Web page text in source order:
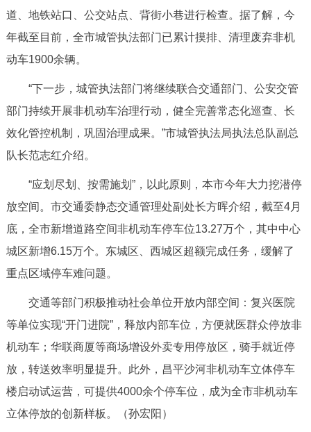
道、地铁站口、公交站点、背街小巷进行检查。据了解，今
年截至目前，全市城管执法部门已累计摸排、清理废弃非机
动车1900余辆。
“下一步，城管执法部门将继续联合交通部门、公安交管
部门持续开展非机动车治理行动，健全完善常态化巡查、长
效化管控机制，巩固治理成果。”市城管执法局执法总队副总
队长范志红介绍。
“应划尽划、按需施划”，以此原则，本市今年大力挖潜停
放空间。市交通委静态交通管理处副处长方晖介绍，截至4月
底，全市新增道路空间非机动车停车位13.27万个，其中中心
城区新增6.15万个。东城区、西城区超额完成任务，缓解了
重点区域停车难问题。
交通等部门积极推动社会单位开放内部空间：复兴医院
等单位实现“开门进院”，释放内部车位，方便就医群众停放非
机动车；华联商厦等商场增设外卖专用停放区，骑手就近停
放，转送效率明显提升。此外，昌平沙河非机动车立体停车
楼启动试运营，可提供4000余个停车位，成为全市非机动车
立体停放的创新样板。（孙宏阳）